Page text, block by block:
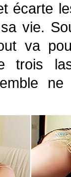
écarte
vie.
va
trois